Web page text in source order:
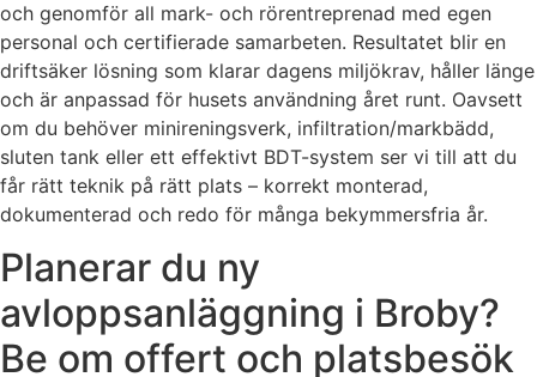
och genomför all mark- och rörentreprenad med egen
personal och certifierade samarbeten. Resultatet blir en
driftsäker lösning som klarar dagens miljökrav, håller länge
och är anpassad för husets användning året runt. Oavsett
om du behöver minireningsverk, infiltration/markbädd,
sluten tank eller ett effektivt BDT-system ser vi till att du
får rätt teknik på rätt plats – korrekt monterad,
dokumenterad och redo för många bekymmersfria år.
Planerar du ny
avloppsanläggning i Broby?
Be om offert och platsbesök